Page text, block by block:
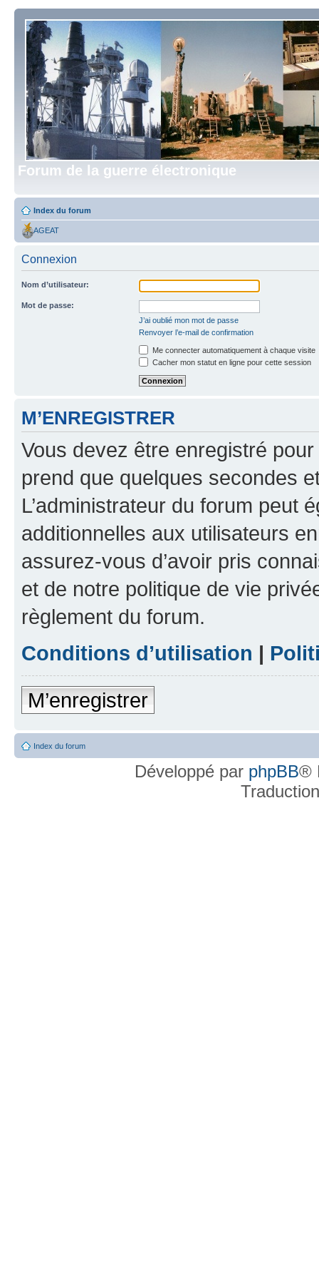
Forum de la guerre électronique
Index du forum
AGEAT
Connexion
Nom d’utilisateur:
Mot de passe:
J’ai oublié mon mot de passe
Renvoyer l’e-mail de confirmation
Me connecter automatiquement à chaque visite
Cacher mon statut en ligne pour cette session
M’ENREGISTRER
Vous devez être enregistré
prend que quelques secondes
L’administrateur du forum peut
additionnelles aux utilisateurs
assurez-vous d’avoir pris
et de notre politique de vie
règlement du forum.
Conditions d’utilisation |
M’enregistrer
Index du forum
Développé par phpBB®